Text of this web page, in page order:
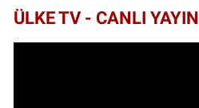
ÜLKE TV - CANLI YAYIN